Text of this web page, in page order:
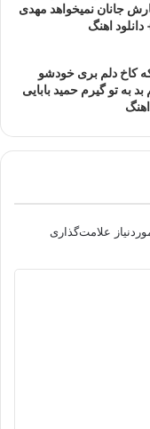
جانان نمیخواهد مهدی
اهنگ
کاخ دلم بری خودشو
بد به تو گیرم حمید بابایی
علامت‌گذاری